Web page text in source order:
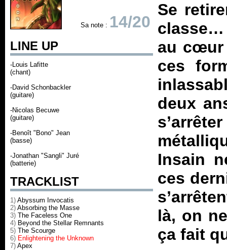
Sa note : 14/20
LINE UP
-Louis Lafitte
(chant)
-David Schonbackler
(guitare)
-Nicolas Becuwe
(guitare)
-Benoît "Bono" Jean
(basse)
-Jonathan "Sangli" Juré
(batterie)
TRACKLIST
1) Abyssum Invocatis
2) Absorbing the Masse
3) The Faceless One
4) Beyond the Stellar Remnants
5) The Scourge
6) Enlightening the Unknown
7) Apex
Se
classe…
au cœur
ces
deux
Insain
ces
là, on
ça fait